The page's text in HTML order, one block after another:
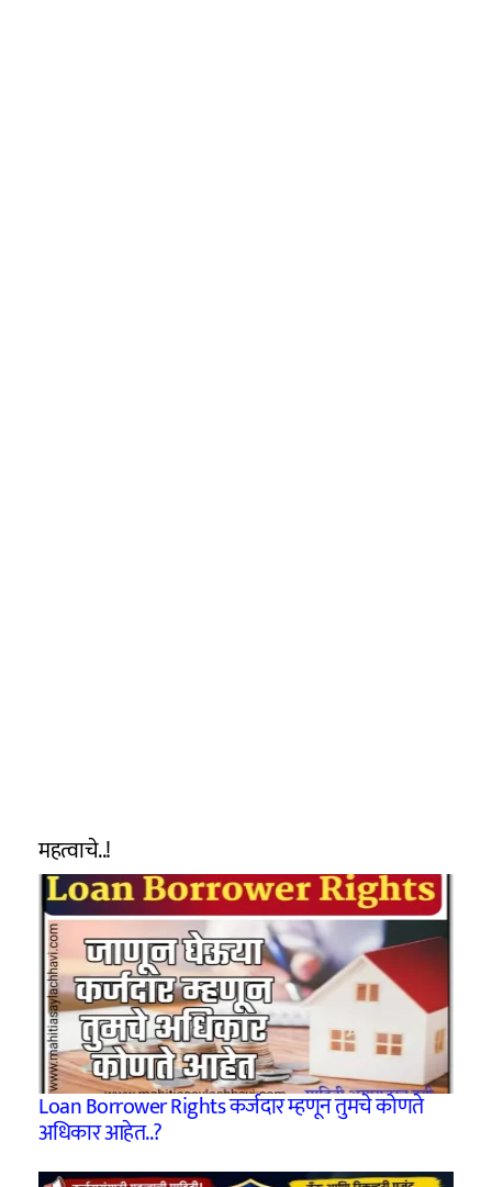
महत्वाचे..!
Loan Borrower Rights कर्जदार म्हणून तुमचे कोणते
अधिकार आहेत..?